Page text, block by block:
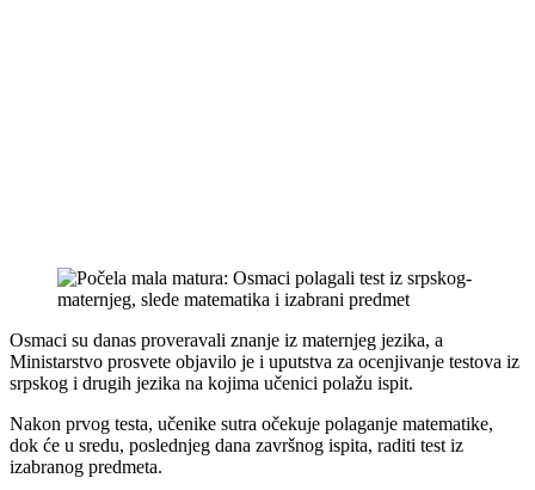
Osmaci su danas proveravali znanje iz maternjeg jezika, a
Ministarstvo prosvete objavilo je i uputstva za ocenjivanje testova iz
srpskog i drugih jezika na kojima učenici polažu ispit.
Nakon prvog testa, učenike sutra očekuje polaganje matematike,
dok će u sredu, poslednjeg dana završnog ispita, raditi test iz
izabranog predmeta.